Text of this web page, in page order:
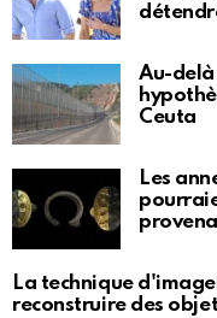
Au-
Ceuta
Les
La technique
reconstruire des